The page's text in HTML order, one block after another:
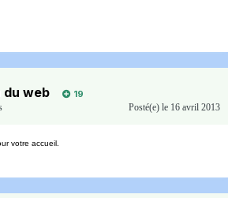
du web
19
Posté(e) le 16 avril 2013
votre accueil.